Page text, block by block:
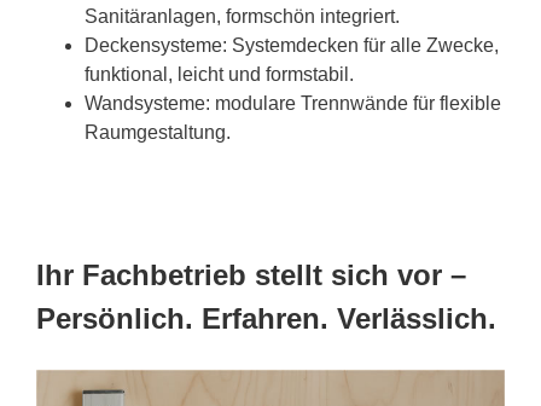
Sanitäranlagen, formschön integriert.
Deckensysteme: Systemdecken für alle Zwecke,
funktional, leicht und formstabil.
Wandsysteme: modulare Trennwände für flexible
Raumgestaltung.
Ihr Fachbetrieb stellt sich vor –
Persönlich. Erfahren. Verlässlich.